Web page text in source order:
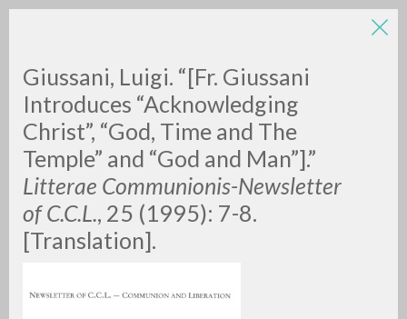
Giussani, Luigi. “[Fr. Giussani
Introduces “Acknowledging
Christ”, “God, Time and The
Temple” and “God and Man”].”
Litterae Communionis-Newsletter
of C.C.L., 25 (1995): 7-8.
[Translation].
LUIGI
GIUSSANI
scritti